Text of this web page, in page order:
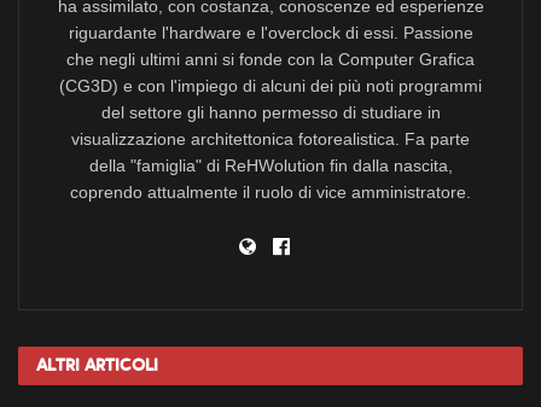
ha assimilato, con costanza, conoscenze ed esperienze
riguardante l'hardware e l'overclock di essi. Passione
che negli ultimi anni si fonde con la Computer Grafica
(CG3D) e con l'impiego di alcuni dei più noti programmi
del settore gli hanno permesso di studiare in
visualizzazione architettonica fotorealistica. Fa parte
della "famiglia" di ReHWolution fin dalla nascita,
coprendo attualmente il ruolo di vice amministratore.
Altri Articoli